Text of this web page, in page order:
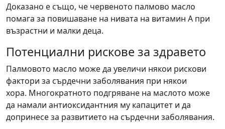
Доказано е също, че червеното палмово масло
помага за повишаване на нивата на витамин А при
възрастни и малки деца.
Потенциални рискове за здравето
Палмовото масло може да увеличи някои рискови
фактори за сърдечни заболявания при някои
хора. Многократното подгряване на маслото може
да намали антиоксидантния му капацитет и да
допринесе за развитието на сърдечни заболявания.